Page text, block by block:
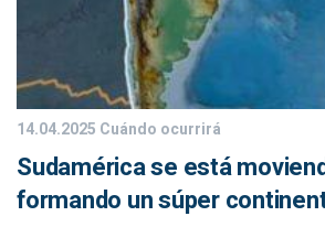
14.04.2025 Cuándo ocurrirá
Sudamérica se está
formando un súper